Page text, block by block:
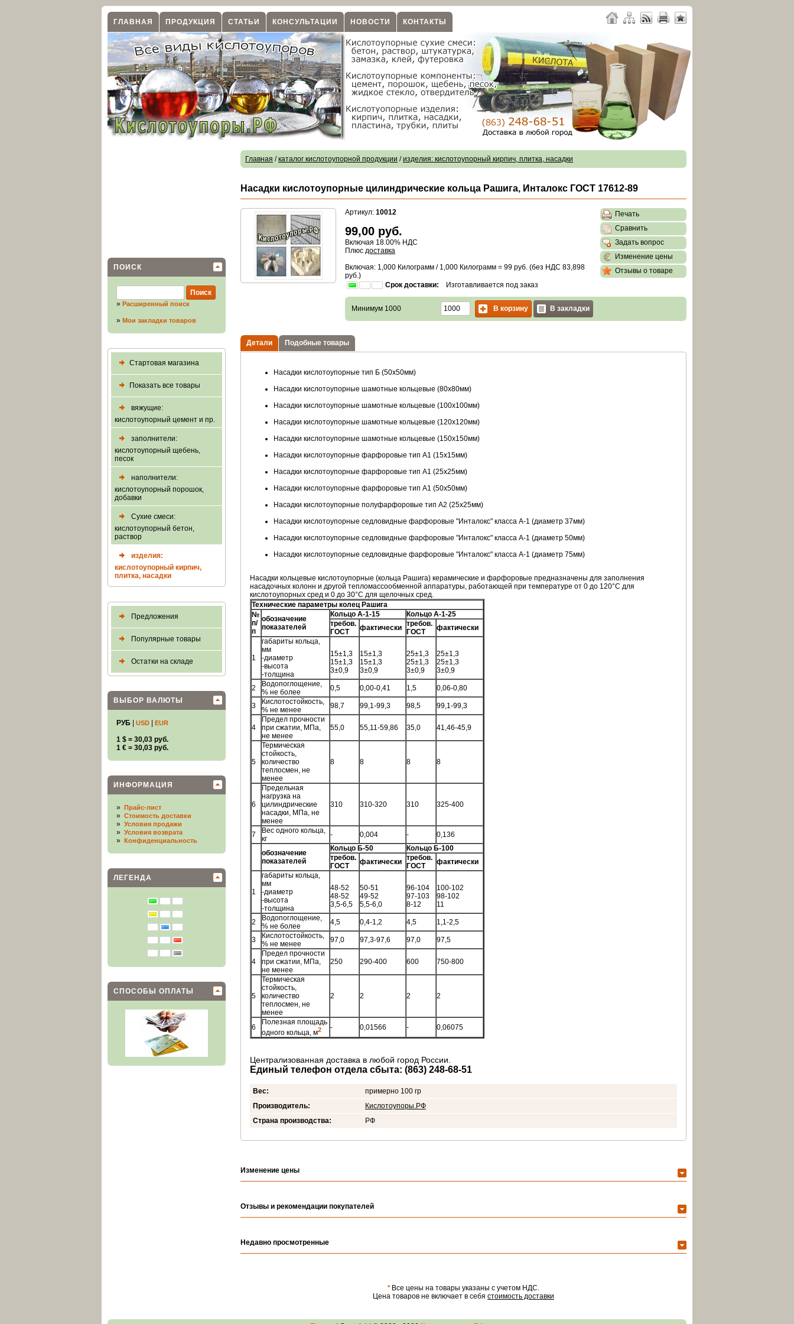
ГЛАВНАЯ ПРОДУКЦИЯ СТАТЬИ КОНСУЛЬТАЦИИ НОВОСТИ КОНТАКТЫ
ПОИСК
» Расширенный поиск
» Мои закладки товаров
Стартовая магазина
Показать все товары
вяжущие:
кислотоупорный цемент и пр.
заполнители:
кислотоупорный щебень,
песок
наполнители:
кислотоупорный порошок,
добавки
Сухие смеси:
кислотоупорный бетон,
раствор
изделия:
кислотоупорный кирпич,
плитка, насадки
Предложения
Популярные товары
Остатки на складе
ВЫБОР ВАЛЮТЫ
РУБ USD EUR
1 $ = 30,03 руб.
1 € = 30,03 руб.
ИНФОРМАЦИЯ
» Прайс-лист
» Стоимость доставки
» Условия продажи
» Условия возврата
» Конфиденциальность
ЛЕГЕНДА
СПОСОБЫ ОПЛАТЫ
Главная /каталог кислотоупорной продукции /изделия: кислотоупорный кирпич, плитка, насадки
Насадки кислотоупорные цилиндрические кольца Рашига, Инталокс ГОСТ 17612-89
Артикул: 10012
99,00 руб.
Включая 18.00% НДС
Плюс доставка
Включая: 1,000 Килограмм / 1,000 Килограмм = 99 руб. (без НДС 83,898
руб.)
Срок доставки:
Изготавливается под заказ
Печать
Сравнить
Задать вопрос
Изменение цены
Отзывы о товаре
Минимум 1000 В корзину В закладки
Детали Подобные товары
Насадки кислотоупорные тип Б (50х50мм)
Насадки кислотоупорные шамотные кольцевые (80х80мм)
Насадки кислотоупорные шамотные кольцевые (100х100мм)
Насадки кислотоупорные шамотные кольцевые (120х120мм)
Насадки кислотоупорные шамотные кольцевые (150х150мм)
Насадки кислотоупорные фарфоровые тип А1 (15х15мм)
Насадки кислотоупорные фарфоровые тип А1 (25х25мм)
Насадки кислотоупорные фарфоровые тип А1 (50х50мм)
Насадки кислотоупорные полуфарфоровые тип А2 (25х25мм)
Насадки кислотоупорные седловидные фарфоровые "Инталокс" класса А-1 (диаметр 37мм)
Насадки кислотоупорные седловидные фарфоровые "Инталокс" класса А-1 (диаметр 50мм)
Насадки кислотоупорные седловидные фарфоровые "Инталокс" класса А-1 (диаметр 75мм)
Насадки кольцевые кислотоупорные (кольца Рашига) керамические и фарфоровые предназначены для заполнения
насадочных колонн и другой тепломассообменной аппаратуры, работающей при температуре от 0 до 120°С для
кислотоупорных сред и 0 до 30°С для щелочных сред.
Технические параметры колец Рашига
№
п/
п
обозначение
показателей
Кольцо А-1-15
Кольцо А-1-25
требов.
ГОСТ
фактически требов.
ГОСТ
фактически
1
габариты кольца,
мм
-диаметр
-высота
-толщина
15±1,3
15±1,3
3±0,9
15±1,3
15±1,3
3±0,9
25±1,3
25±1,3
3±0,9
25±1,3
25±1,3
3±0,9
2
Водопоглощение,
% не более
0,5 0,00-0,41 1,5 0,06-0,80
3
Кислотостойкость,
% не менее
98,7 99,1-99,3 98,5 99,1-99,3
4
Предел прочности
при сжатии, МПа,
не менее
55,0 55,11-59,86 35,0 41,46-45,9
5
Термическая
стойкость,
количество
теплосмен, не
менее
8 8 8 8
6
Предельная
нагрузка на
цилиндрические
насадки, МПа, не
менее
310 310-320 310 325-400
7
Вес одного кольца,
кг
- 0,004 - 0,136
обозначение
показателей
Кольцо Б-50
Кольцо Б-100
требов.
ГОСТ
фактически требов.
ГОСТ
фактически
1
габариты кольца,
мм
-диаметр
-высота
-толщина
48-52
48-52
3,5-6,5
50-51
49-52
5,5-6,0
96-104
97-103
8-12
100-102
98-102
11
2
Водопоглощение,
% не более
4,5 0,4-1,2 4,5 1,1-2,5
3
Кислотостойкость,
% не менее
97,0 97,3-97,6 97,0 97,5
4
Предел прочности
при сжатии, МПа,
не менее
250 290-400 600 750-800
5
Термическая
стойкость,
количество
теплосмен, не
менее
2 2 2 2
6
Полезная площадь
одного кольца, м2 - 0,01566 - 0,06075
Централизованная доставка в любой город России.
Единый телефон отдела сбыта: (863) 248-68-51
Вес:
примерно 100 гр
Производитель:
Кислотоупоры.РФ
Страна производства:
РФ
Изменение цены
Отзывы и рекомендации покупателей
Недавно просмотренные
*Все цены на товары указаны с учетом НДС.
Цена товаров не включает в себя стоимость доставки